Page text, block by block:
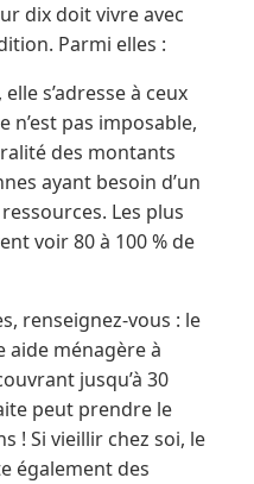
dix doit vivre avec
Parmi elles :
s’adresse à ceux
n’est pas imposable,
des montants
ayant besoin d’un
Les plus
voir 80 à 100 % de
renseignez-vous : le
ménagère à
jusqu’à 30
peut prendre le
! Si vieillir chez soi, le
également des